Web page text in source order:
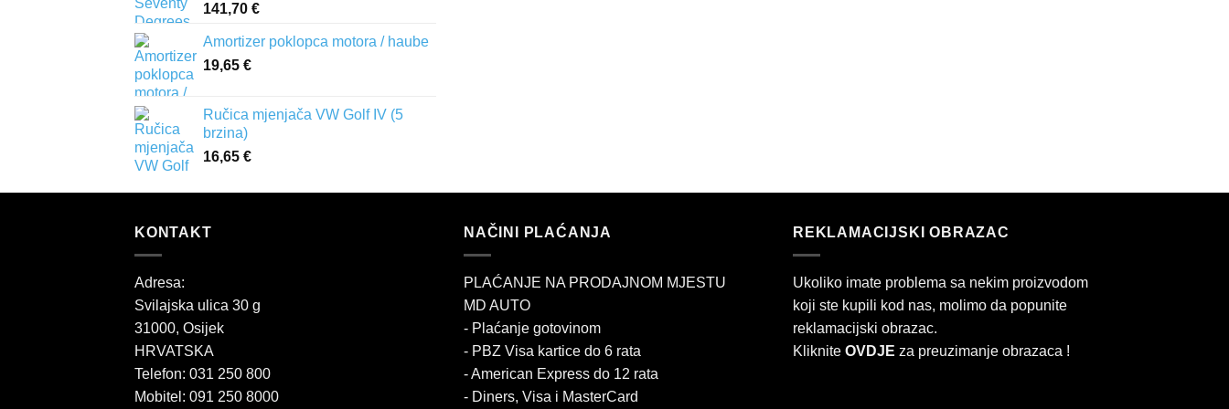
141,70 €
Amortizer poklopca motora / haube
19,65 €
Ručica mjenjača VW Golf IV (5
brzina)
16,65 €
KONTAKT
Adresa:
Svilajska ulica 30 g
31000, Osijek
HRVATSKA
Telefon: 031 250 800
Mobitel: 091 250 8000
NAČINI PLAĆANJA
PLAĆANJE NA PRODAJNOM MJESTU
MD AUTO
- Plaćanje gotovinom
- PBZ Visa kartice do 6 rata
- American Express do 12 rata
- Diners, Visa i MasterCard
REKLAMACIJSKI OBRAZAC
Ukoliko imate problema sa nekim proizvodom
koji ste kupili kod nas, molimo da popunite
reklamacijski obrazac.
Kliknite OVDJE za preuzimanje obrazaca !